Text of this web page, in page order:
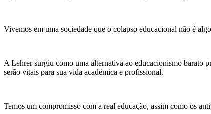
Vivemos em uma sociedade que o colapso educacional não é
A Lehrer surgiu como uma alternativa ao educacionismo barato
serão vitais para sua vida acadêmica e profissional.
Temos um compromisso com a real educação, assim como os